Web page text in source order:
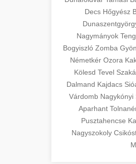
Expert search
services to
visibility and
SEO, content
search
💎 9.
Professional
services with
Learn about
consultation
✨ 10.
Expert
achieve a
abdomen.
plastic
👁️
Decs Hőgyész
Nagymányok
Bogyiszló Zomba
Németkér Ozora
Kölesd Tevel
Dalmand Kajdacs
Várdomb Nagykónyi
Aparhant
Pusztahencse
Nagyszokoly